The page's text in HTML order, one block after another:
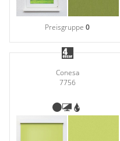
Preisgruppe0
Conesa
7756